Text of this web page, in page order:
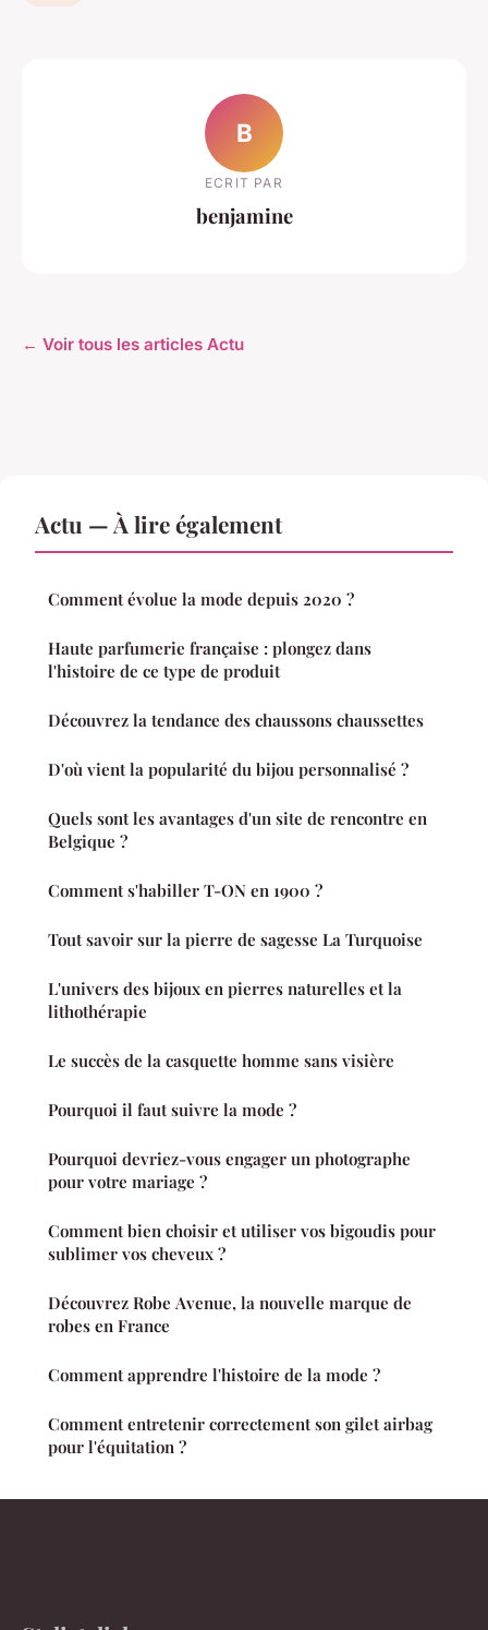
B
ECRIT PAR
benjamine
← Voir tous les articles Actu
Actu — À lire également
Comment évolue la mode depuis 2020 ?
Haute parfumerie française : plongez dans
l'histoire de ce type de produit
Découvrez la tendance des chaussons chaussettes
D'où vient la popularité du bijou personnalisé ?
Quels sont les avantages d'un site de rencontre en
Belgique ?
Comment s'habiller T-ON en 1900 ?
Tout savoir sur la pierre de sagesse La Turquoise
L'univers des bijoux en pierres naturelles et la
lithothérapie
Le succès de la casquette homme sans visière
Pourquoi il faut suivre la mode ?
Pourquoi devriez-vous engager un photographe
pour votre mariage ?
Comment bien choisir et utiliser vos bigoudis pour
sublimer vos cheveux ?
Découvrez Robe Avenue, la nouvelle marque de
robes en France
Comment apprendre l'histoire de la mode ?
Comment entretenir correctement son gilet airbag
pour l'équitation ?